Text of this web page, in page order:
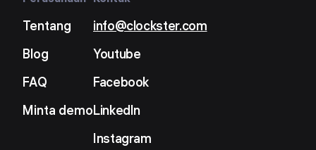
Tentang
Blog
FAQ
Minta demo
info@clockster.com
Youtube
Facebook
LinkedIn
Instagram